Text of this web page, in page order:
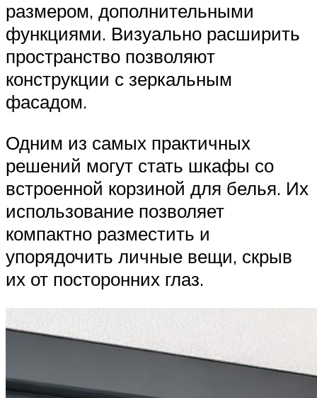
размером, дополнительными
функциями. Визуально расширить
пространство позволяют
конструкции с зеркальным
фасадом.
Одним из самых практичных
решений могут стать шкафы со
встроенной корзиной для белья. Их
использование позволяет
компактно разместить и
упорядочить личные вещи, скрыв
их от посторонних глаз.